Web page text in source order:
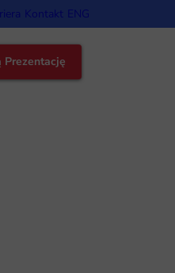
Kontakt ENG
Prezentację